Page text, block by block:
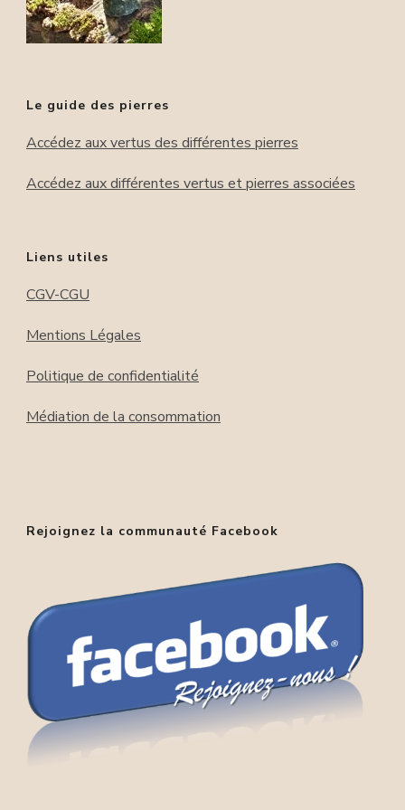
Le guide des pierres
Accédez aux vertus des différentes pierres
Accédez aux différentes vertus et pierres associées
Liens utiles
CGV-CGU
Mentions Légales
Politique de confidentialité
Médiation de la consommation
Rejoignez la communauté Facebook